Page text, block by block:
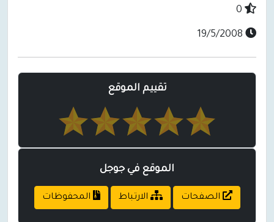
تقييم الموقع
الموقع في جوجل
الصفحات الارتباط المحفوظات